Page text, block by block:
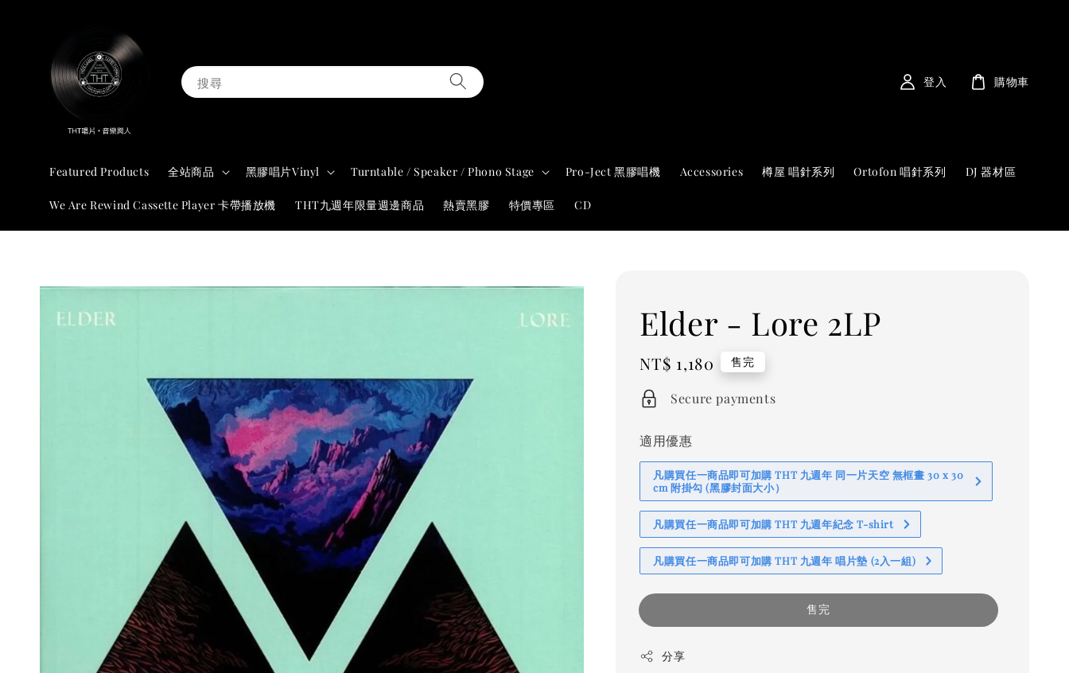
搜尋
Featured Products 全站商品 黑膠唱片Vinyl Turntable / Speaker / Phono Stage Pro-Ject 黑膠唱機 Accessories 樽屋 唱針系列 Ortofon 唱針系列 DJ 器材區
We Are Rewind Cassette Player 卡帶播放機 THT九週年限量週邊商品 熱賣黑膠 特價專區 CD
登入 購物車
Elder - Lore 2LP
Regular
price
NT$ 1,180 售完
Secure payments
適用優惠
凡購買任一商品即可加購 THT 九週年 同一片天空 無框畫 30 x 30
cm 附掛勾 (黑膠封面大小）
凡購買任一商品即可加購 THT 九週年紀念 T-shirt
凡購買任一商品即可加購 THT 九週年 唱片墊 (2入一組)
售完
分享